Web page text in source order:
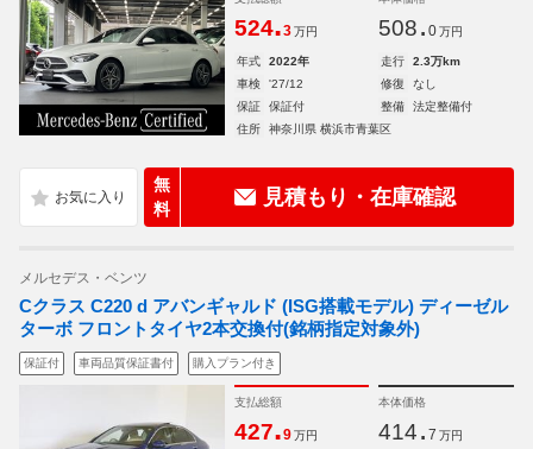
524.3 万円 508. 0 万円
年式 2022年 走行
2.3万km
車検
'27/12 修復
なし
保証
保証付 整備
法定整備付
住所
神奈川県 横浜市青葉区
無
料
見積もり・在庫確認
メルセデス・ベンツ
Cクラス C220 d アバンギャルド (ISG搭載モデル) ディーゼル
ターボ フロントタイヤ2本交換付(銘柄指定対象外)
保証付 車両品質保証書付 購入プラン付き
支払総額
427.9 万円
本体価格
414. 7 万円